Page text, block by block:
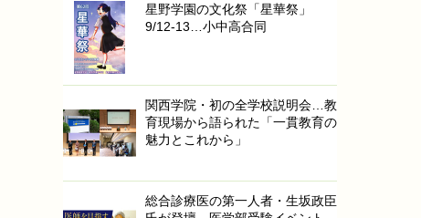
星野学園の文化祭「星華祭」
9/12-13…小中高合同
関西学院・初の全学校説明会…教
育現場から語られた「一貫教育の
魅力とこれから」
総合診療医の第一人者・生坂政臣